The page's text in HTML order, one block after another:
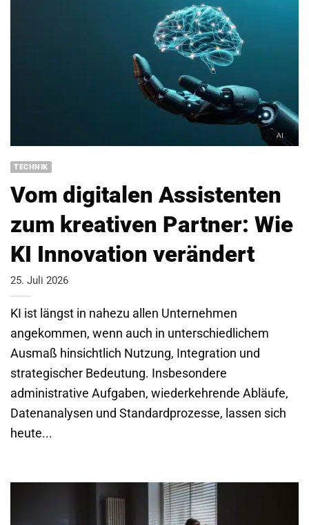
TECHNIK
Vom digitalen Assistenten
zum kreativen Partner: Wie
KI Innovation verändert
25. Juli 2026
KI ist längst in nahezu allen Unternehmen
angekommen, wenn auch in unterschiedlichem
Ausmaß hinsichtlich Nutzung, Integration und
strategischer Bedeutung. Insbesondere
administrative Aufgaben, wiederkehrende Abläufe,
Datenanalysen und Standardprozesse, lassen sich
heute...